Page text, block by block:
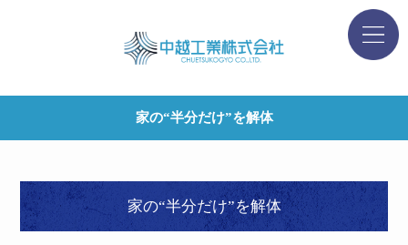
家の“半分だけ”を解体
家の“半分だけ”を解体